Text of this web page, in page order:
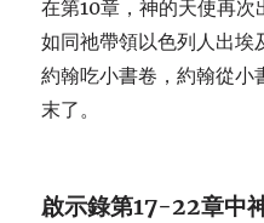
在第10章，神的天使再
如同祂帶領以色列人出埃
約翰吃小書卷，約翰從小
末了。
啟示錄第17-22章中